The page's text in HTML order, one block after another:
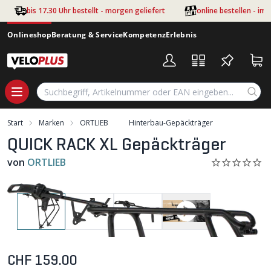
Zum Hauptinhalt springen
bis 17.30 Uhr bestellt - morgen geliefert online bestellen - im
OnlineshopBeratung & ServiceKompetenzErlebnis
Start Marken ORTLIEB Hinterbau-Gepäckträger
QUICK RACK XL Gepäckträger
von ORTLIEB
CHF 159.00